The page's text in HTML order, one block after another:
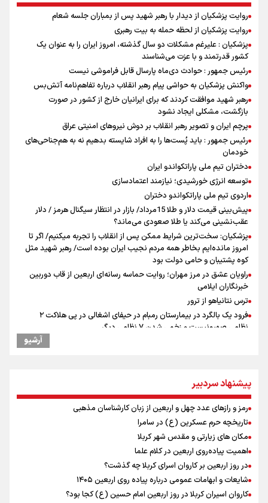
روایت پزشکیان از دیدار با رهبر شهید پس از بمباران جلسه شعام
روایت پزشکیان از لحظه حمله به بیت رهبری
پزشکیان : علیرغم مشکلات دو سال گذشته، امروز ایران را به عنوان یک
کشور قدرتمند و با عزت می‌شناسند
رئیس جمهور : حوادث دی‌ماه پارسال قابل فراموشی نیست
واکنش پزشکیان به حواشی پیام رهبر انقلاب درباره تفاهم‌نامه آتش‌بس
رهبر شهید موافقت کردند که برای ایرانیان خارج از کشور در صورت
بازگشت، مشکلی ایجاد نشود
پرچم ایران و تصویر رهبر انقلاب بر دوش نیروهای امنیتی عراق
رئیس جمهور : باید پُست‌ها را به افراد شایسته بدهیم نه به هم‌جناحی‌های
خودمان
دختران تیم ملی پاراتکواندو ایران
توسعه انرژی خورشیدی؛ نیازمند اعتمادسازی
اردوی تیم ملی پاراتکواندو دختران
پیش‌بینی قیمت دلار و طلا 15مرداد/ بازار در انتظار سیگنال هرمز / دلار
عقب‌نشینی می‌کند یا طلا صعودی می‌ماند؟
پزشکیان: سخت‌ترین شرایط ممکن پس از انقلاب را تجربه میکنیم/ اگر تا
امروز مانده‌ایم بخاطر همه‌ مردم نجیب ایران بوده است/ رهبر شهید مثل
کوه پشتیبان و حامی دولت بود
راویان عشق در مرز مهران؛ روایت حماسه‌ رسانه‌ای اربعین از قاب دوربین
خبرنگاران ایلامی
ترس نتانیاهو از ترور
فرود یک بالگرد در بیمارستان رمبام در حیفای اشغالی در پی هلاکت ۲
نظامی صهیونیست و زخمی شدن ۷ نظامی دیگر
ارتش صهیونیستی زمین‌های کشاورزی در جنوب لبنان را به آتش کشید
وزیر خارجه مصر: رژیم اسراییل بدون تامین حقوق مشروع مردم فلسطین
امنیت نخواهد داشت
سرپرست خانوار
نشست وزیران خارجه مصر، ترکیه، پاکستان و عربستان با محوریت تحولات
منطقه
فیدان: حماس به تعهدات خود عمل کرد، امّا اسرائیل برنامه‌ای برای صلح
ندارد
ارائه بیش از ۲ میلیون خدمات بهداشتی-درمانی به زائران اربعین
آرشیو
پیشنهاد سردبیر
رمز و رازهای عدد چهل و اربعین از زبان کارشناسان مذهبی
تاریخچه حرم عسکرین (ع) در سامرا
مکان های زیارتی و مقدس شهر کربلا
اهمیت پیاده‌روی اربعین در کلام علما
در روز اربعین بر کاروان اسرای کربلا چه گذشت؟
شایعات و ابهامات عمومی درباره پیاده روی اربعین ۱۴۰۵
کاروان اسیران کربلا در روز اربعین امام حسین (ع) کجا بود؟